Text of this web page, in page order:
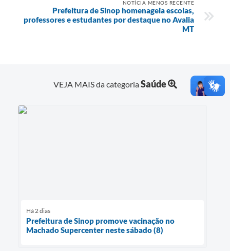
NOTÍCIA MENOS RECENTE
Prefeitura de Sinop homenageia escolas,
professores e estudantes por destaque no Avalia
MT
VEJA MAIS da categoriaSaúde
Há 2 dias
Prefeitura de Sinop promove vacinação no
Machado Supercenter neste sábado (8)